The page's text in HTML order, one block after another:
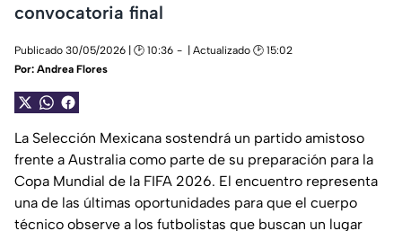
convocatoria final
Publicado 30/05/2026 | 🕑 10:36
| Actualizado 🕑 15:02
Por: Andrea Flores
La Selección Mexicana sostendrá un partido amistoso
frente a Australia como parte de su preparación para la
Copa Mundial de la FIFA 2026. El encuentro representa
una de las últimas oportunidades para que el cuerpo
técnico observe a los futbolistas que buscan un lugar